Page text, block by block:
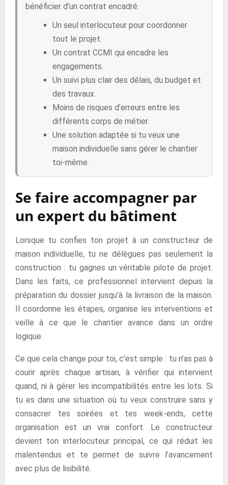
bénéficier d’un contrat encadré.
Un seul interlocuteur pour coordonner
tout le projet.
Un contrat CCMI qui encadre les
engagements.
Un suivi plus clair des délais, du budget et
des travaux.
Moins de risques d’erreurs entre les
différents corps de métier.
Une solution adaptée si tu veux une
maison individuelle sans gérer le chantier
toi-même.
Se faire accompagner par
un expert du bâtiment
Lorsque tu confies ton projet à un constructeur de
maison individuelle, tu ne délègues pas seulement la
construction : tu gagnes un véritable pilote de projet.
Dans les faits, ce professionnel intervient depuis la
préparation du dossier jusqu’à la livraison de la maison.
Il coordonne les étapes, organise les interventions et
veille à ce que le chantier avance dans un ordre
logique.
Ce que cela change pour toi, c’est simple : tu n’as pas à
courir après chaque artisan, à vérifier qui intervient
quand, ni à gérer les incompatibilités entre les lots. Si
tu es dans une situation où tu veux construire sans y
consacrer tes soirées et tes week-ends, cette
organisation est un vrai confort. Le constructeur
devient ton interlocuteur principal, ce qui réduit les
malentendus et te permet de suivre l’avancement
avec plus de lisibilité.